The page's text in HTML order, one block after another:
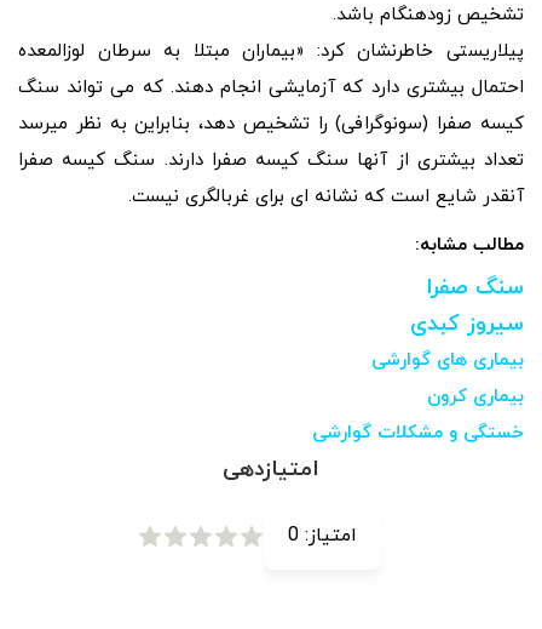
تشخیص زودهنگام باشد.
پیلاریستی خاطرنشان کرد: «بیماران مبتلا به سرطان لوزالمعده
احتمال بیشتری دارد که آزمایشی انجام دهند. که می‌ تواند سنگ
کیسه صفرا (سونوگرافی) را تشخیص دهد، بنابراین به نظر میرسد
تعداد بیشتری از آنها سنگ کیسه صفرا دارند. سنگ کیسه صفرا
آنقدر شایع است که نشانه ای برای غربالگری نیست.
مطالب مشابه:
سنگ صفرا
سیروز کبدی
بیماری های گوارشی
بیماری کرون
خستگی و مشکلات گوارشی
امتیازدهی
امتیاز: 0